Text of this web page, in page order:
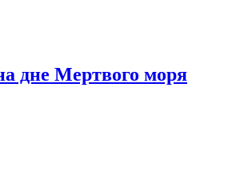
дне Мертвого моря